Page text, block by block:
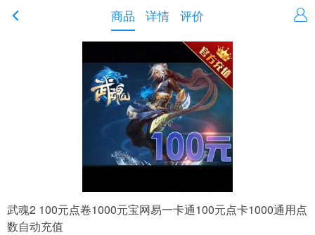
商品 详情 评价
武魂2 100元点卷1000元宝网易一卡通100元点卡1000通用点
数自动充值